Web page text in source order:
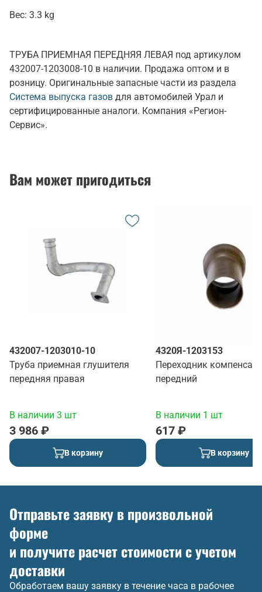
Вес: 3.3 kg
ТРУБА ПРИЕМНАЯ ПЕРЕДНЯЯ ЛЕВАЯ под артикулом
432007-1203008-10 в наличии. Продажа оптом и в
розницу. Оригинальные запасные части из раздела
Система выпуска газов для автомобилей Урал и
сертифицированные аналоги. Компания «Регион-
Сервис».
Вам может пригодиться
432007-1203010-10
Труба приемная глушителя
передняя правая
В наличии 3 шт
3 986 ₽
В корзину
4320Я-1203153
Переходник
передний
В наличии 1 шт
617 ₽
В корзину
Отправьте заявку в произвольной
форме
и получите расчет стоимости с учетом
доставки
Обработаем вашу заявку в течение часа в рабочее